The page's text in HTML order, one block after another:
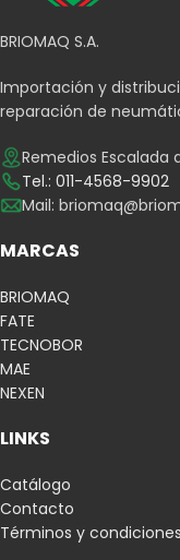
BRIOMAQ S.A.
Importación y
reparación de
Remedios Escalada
Tel.: 011-4568-9902
Mail:
MARCAS
BRIOMAQ
FATE
TECNOBOR
MAE
NEXEN
LINKS
Catálogo
Contacto
Términos y condiciones